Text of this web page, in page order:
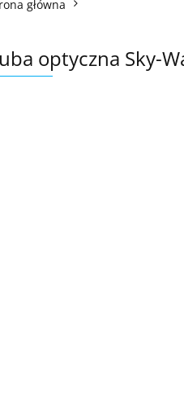
główna
optyczna Sky-